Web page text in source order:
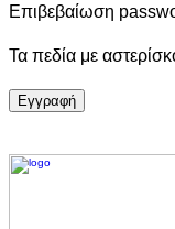
Επιβεβαίωση
Τα πεδία με
Eγγραφή